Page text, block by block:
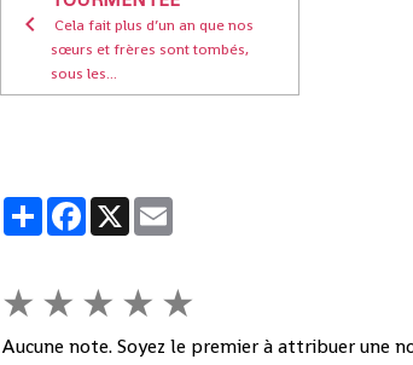
Cela fait plus d’un an que nos
sœurs et frères sont tombés,
sous les...
PartagerFacebook
X
★ ★ ★ ★ ★
Aucune note. Soyez le premier à attribuer une